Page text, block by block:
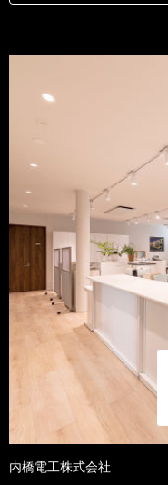
内橋電工株式会社